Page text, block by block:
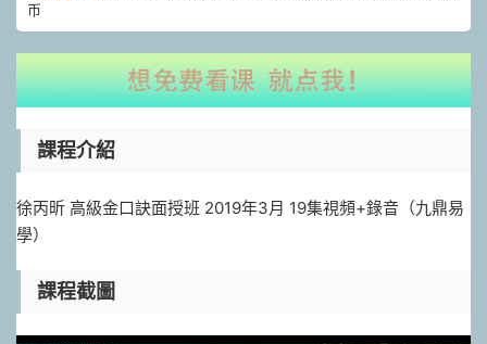
币
課程介紹
徐丙昕 高級金口訣面授班 2019年3月 19集視頻+錄音（九鼎易
學）
課程截圖